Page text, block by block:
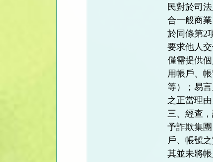
民對於司
合一般商
於同條第2
要求他人
僅需提供
用帳戶、
等）；易
之正當理由
三、經查
予詐欺集
戶、帳號
其並未將